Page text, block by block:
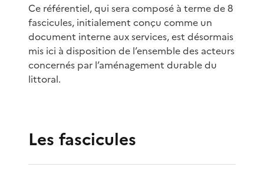
Ce référentiel, qui sera composé à terme de 8
fascicules, initialement conçu comme un
document interne aux services, est désormais
mis ici à disposition de l’ensemble des acteurs
concernés par l’aménagement durable du
littoral.
Les fascicules